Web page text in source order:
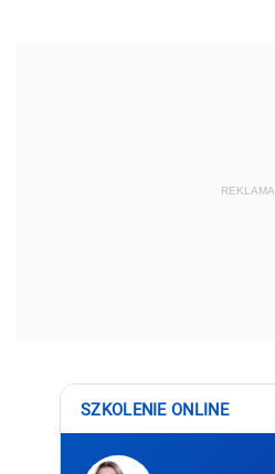
REKLAMA
SZKOLENIE ONLINE